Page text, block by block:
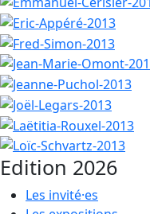
Edition 2026
Les invité·es